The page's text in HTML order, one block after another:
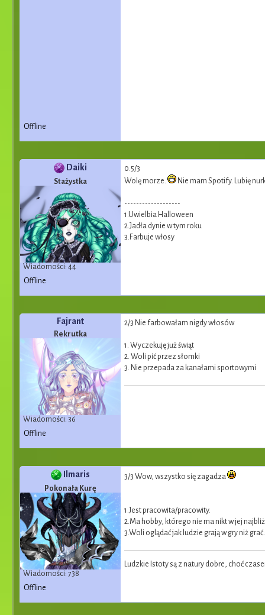
Offline
Daiki
Stażystka
Wiadomości: 44
0.5/3
Wolę morze.
Nie mam Spotify. Lubię
-------------------
1.Uwielbia Halloween
2.Jadła dynie w tym roku
3.Farbuje włosy
Offline
Fajrant
Rekrutka
Wiadomości: 36
2/3 Nie farbowałam nigdy włosów
1. Wyczekuję już świąt
2. Woli pić przez słomki
3. Nie przepada za kanałami sportowymi
Offline
Ilmaris
Pokonała Kurę
Wiadomości: 738
3/3 Wow, wszystko się zagadza
1.Jest pracowita/pracowity.
2.Ma hobby, którego nie ma nikt w jej
3.Woli oglądać jak ludzie grają w gry niż
Ludzkie Istoty są z natury dobre, choć
Offline